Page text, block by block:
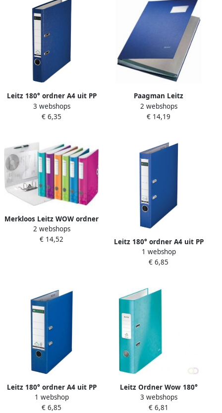
Leitz 180° ordner A4 uit PP
rug van 5 cm blauw
3 webshops
€ 6,35
Paagman Leitz
handtekenmap 20 vakken
blauw
2 webshops
€ 14,19
Merkloos Leitz WOW ordner
Active geassorteerde
kleuren rug van 5 cm
2 webshops
€ 14,52
Leitz 180° ordner A4 uit PP
rug van 5 cm donkerblauw
1 webshop
€ 6,85
Leitz 180° ordner A4 uit PP
rug van 8 cm donkerblauw
1 webshop
€ 6,85
Leitz Ordner Wow 180°
gelamineerd 80mm A4
ijsblauw
3 webshops
€ 6,81